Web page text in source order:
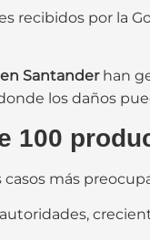
recibidos por la
en Santanderhan
los daños
100
casos más